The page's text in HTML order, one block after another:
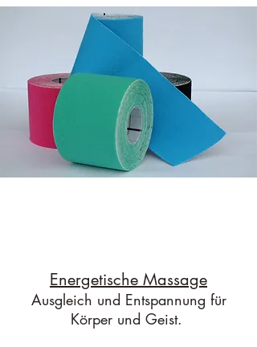
Energetische Massage
Ausgleich und Entspannung für
Körper und Geist.